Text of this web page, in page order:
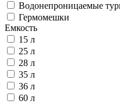
Водонепроницаемые
Гермомешки
Емкость
15 л
25 л
28 л
35 л
36 л
60 л